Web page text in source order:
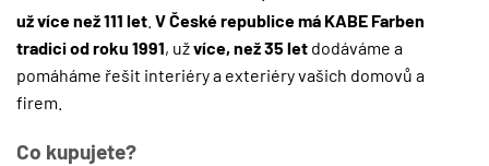
už více než 111 let V České republice má KABE Farben
tradici od roku 1991, užvíce, než 35 let dodáváme a
pomáháme řešit interiéry a exteriéry vašich domovů a
firem.
Co kupujete?